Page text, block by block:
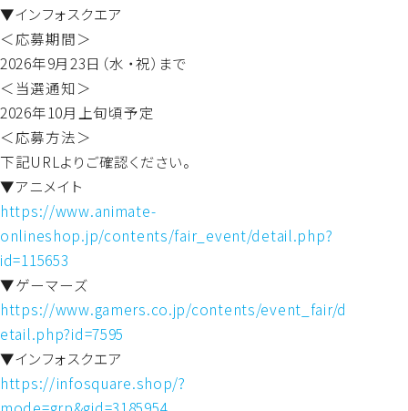
▼インフォスクエア
＜応募期間＞
2026年9月23日（水 ・祝）まで
＜当選通知＞
2026年10月上旬頃予定
＜応募方法＞
下記URLよりご確認ください。
▼アニメイト
https://www.animate-
onlineshop.jp/contents/fair_event/detail.php?
id=115653
▼ゲーマーズ
https://www.gamers.co.jp/contents/event_fair/d
etail.php?id=7595
▼インフォスクエア
https://infosquare.shop/?